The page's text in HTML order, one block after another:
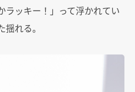
ラッキー！」って浮かれてい
れる。